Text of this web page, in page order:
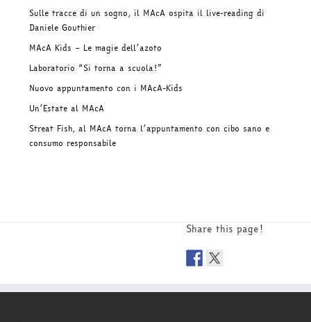
Sulle tracce di un sogno, il MAcA ospita il live-reading di
Daniele Gouthier
MAcA Kids – Le magie dell’azoto
Laboratorio “Si torna a scuola!”
Nuovo appuntamento con i MAcA-Kids
Un’Estate al MAcA
Streat Fish, al MAcA torna l’appuntamento con cibo sano e
consumo responsabile
Share this page!